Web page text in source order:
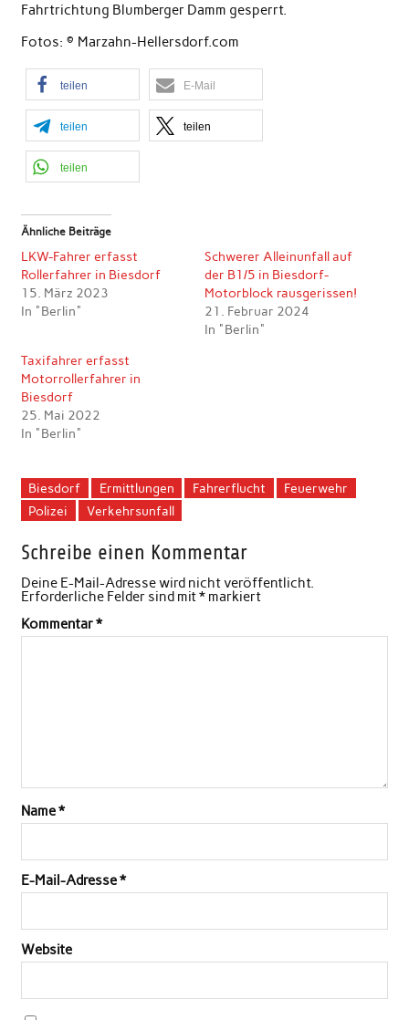
Fahrtrichtung Blumberger Damm gesperrt.
Fotos: © Marzahn-Hellersdorf.com
teilen E-Mail
teilen teilen
teilen
Ähnliche Beiträge
LKW-Fahrer erfasst
Rollerfahrer in Biesdorf
15. März 2023
In "Berlin"
Schwerer Alleinunfall auf
der B1/5 in Biesdorf-
Motorblock rausgerissen!
21. Februar 2024
In "Berlin"
Taxifahrer erfasst
Motorrollerfahrer in
Biesdorf
25. Mai 2022
In "Berlin"
Biesdorf Ermittlungen Fahrerflucht
Feuerwehr
Polizei
Verkehrsunfall
Schreibe einen Kommentar
Deine E-Mail-Adresse wird nicht veröffentlicht.
Erforderliche Felder sind mit*markiert
Kommentar*
Name*
E-Mail-Adresse*
Website